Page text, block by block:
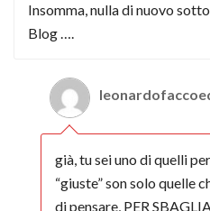
Insomma, nulla di nuovo
Blog ….
già, tu sei uno di quelli
“giuste” son solo quelle
di pensare, PER